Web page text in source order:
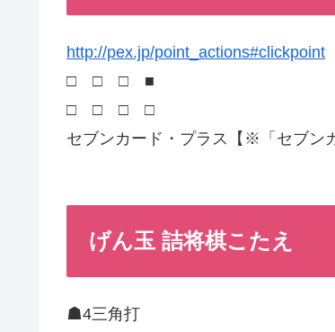
http://pex.jp/point_actions#clickpoint
□ □ □ ■
□ □ □ □
セブンカード・プラス【※「セブン
げん玉 詰将棋こたえ
☗4三角打